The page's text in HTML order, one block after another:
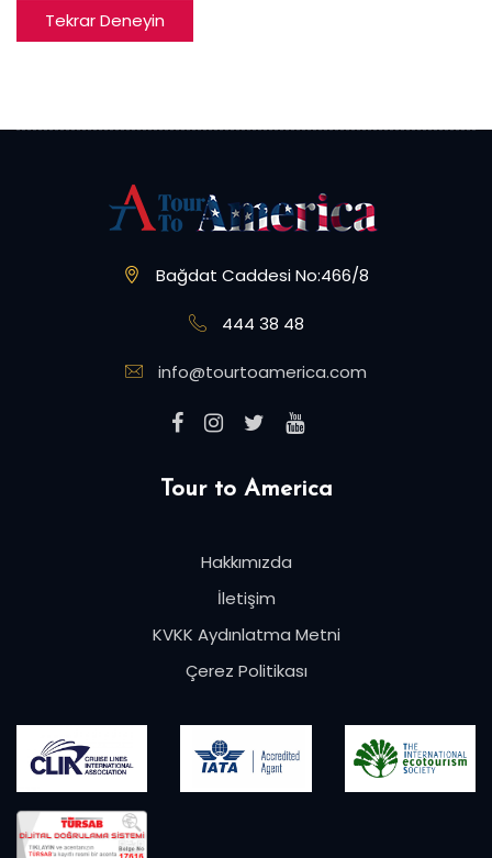
Tekrar Deneyin
Bağdat Caddesi No:466/8
444 38 48
info@tourtoamerica.com
Tour to America
Hakkımızda
İletişim
KVKK Aydınlatma Metni
Çerez Politikası